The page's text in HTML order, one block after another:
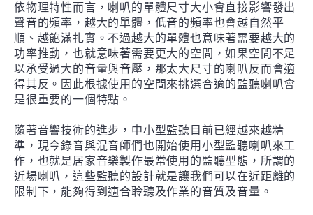
依物理特性而言，喇叭的單體尺寸大小會直接影響發出
聲音的頻率，越大的單體，低音的頻率也會越自然平
順、越飽滿扎實。不過越大的單體也意味著需要越大的
功率推動，也就意味著需要更大的空間，如果空間不足
以承受過大的音量與音壓，那太大尺寸的喇叭反而會適
得其反。因此根據使用的空間來挑選合適的監聽喇叭會
是很重要的一個特點。
隨著音響技術的進步，中小型監聽目前已經越來越精
準，現今錄音與混音師們也開始使用小型監聽喇叭來工
作，也就是居家音樂製作最常使用的監聽型態，所謂的
近場喇叭，這些監聽的設計就是讓我們可以在近距離的
限制下，能夠得到適合聆聽及作業的音質及音量。